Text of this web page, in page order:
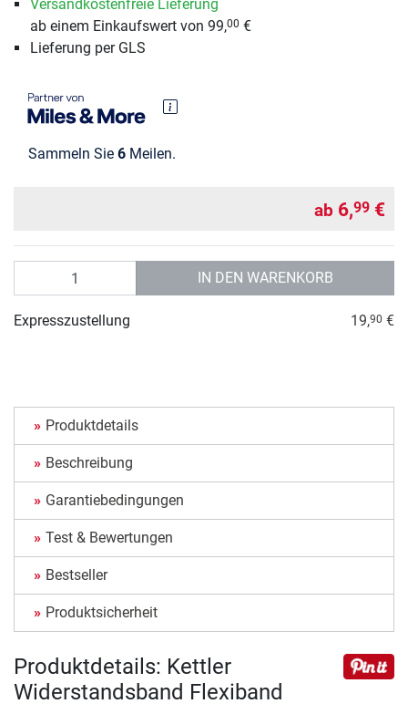
Versandkostenfreie Lieferung
ab einem Einkaufswert von 99,00 €
Lieferung per GLS
Sammeln Sie 6 Meilen.
ab 6,99 €
IN DEN WARENKORB
Expresszustellung 19,90 €
Produktdetails
Beschreibung
Garantiebedingungen
Test & Bewertungen
Bestseller
Produktsicherheit
Produktdetails: Kettler
Widerstandsband Flexiband